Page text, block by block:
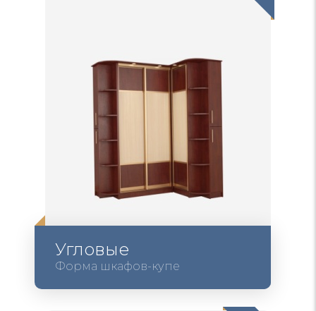
Угловые
Форма шкафов-купе